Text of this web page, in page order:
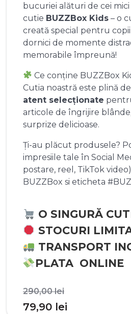
bucuriei alături de cei
cutie BUZZBox Kids – o
creată special pentru
dornici de momente
memorabile împreună!
Ce conține BUZZBox
Cutia noastră este plină de
atent selecționate
articole de îngrijire
surprize delicioase.
Ți-au plăcut produsele?
impresiile tale în Social
postare, reel, TikTok
BUZZBox si eticheta
O SINGURĂ
STOCURI
TRANSPORT
PLATA ONLINE
290,00leiPrețul
inițial
79,90 lei